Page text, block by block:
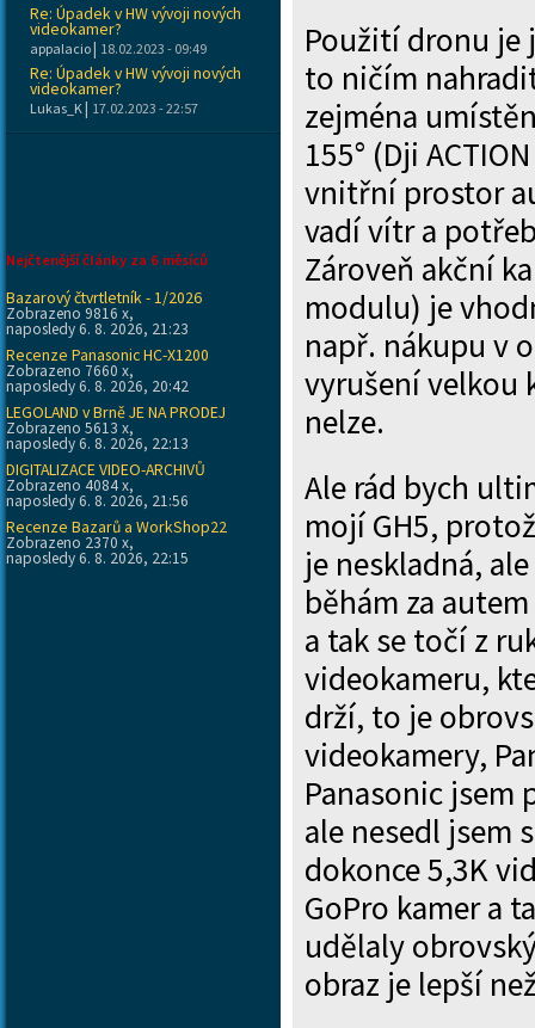
Použití dronu je
to ničím
zejména
155° (Dji
vnitřní prostor
vadí vítr a
Zároveň akční
modulu) je
např. nákupu v
vyrušení velkou
nelze.
Ale rád bych
mojí GH5,
je neskladná,
běhám za
a tak se točí z
videokameru,
drží, to je
videokamery,
Panasonic jsem
ale nesedl jsem
dokonce 5,3K
GoPro kamer a
udělaly
obraz je lepší
Re: Úpadek v HW vývoji nových
videokamer?
appalacio| 18.02.2023 - 09:49
Re: Úpadek v HW vývoji nových
videokamer?
Lukas_K | 17.02.2023 - 22:57
Nejčtenější články za 6 měsíců
Bazarový čtvrtletník - 1/2026
Zobrazeno 9816 x,
naposledy 6. 8. 2026, 21:23
Recenze Panasonic HC-X1200
Zobrazeno 7660 x,
naposledy 6. 8. 2026, 20:42
LEGOLAND v Brně JE NA PRODEJ
Zobrazeno 5613 x,
naposledy 6. 8. 2026, 22:13
DIGITALIZACE VIDEO-ARCHIVŮ
Zobrazeno 4084 x,
naposledy 6. 8. 2026, 21:56
Recenze Bazarů a WorkShop22
Zobrazeno 2370 x,
naposledy 6. 8. 2026, 22:15